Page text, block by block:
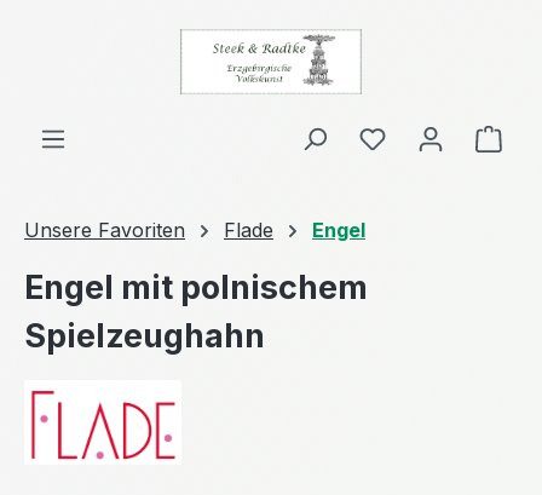
Zum Hauptinhalt springen
Unsere Favoriten Flade Engel
Engel mit polnischem
Spielzeughahn